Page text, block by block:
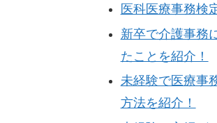
医科医療事務検
新卒で介護事務
たことを紹介！
未経験で医療事
方法を紹介！